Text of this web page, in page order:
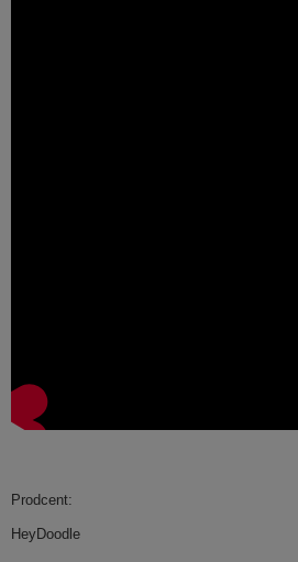
Prodcent:
HeyDoodle